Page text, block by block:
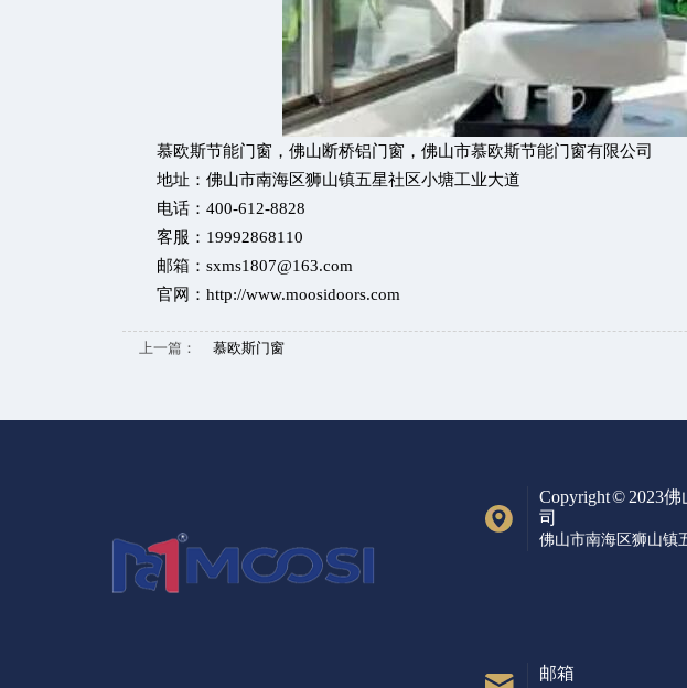
慕欧斯节能门窗 ， 佛山断桥铝门窗 ， 佛山市慕欧斯节能门窗有限公司
地址：佛山市南海区狮山镇五星社区小塘工业大道
电话：400-612-8828
客服：19992868110
邮箱：sxms1807@163.com
官网： http://www.moosidoors.com
上一篇： 慕欧斯门窗
Copyright © 2023
司
佛山市南海区狮山镇
邮箱